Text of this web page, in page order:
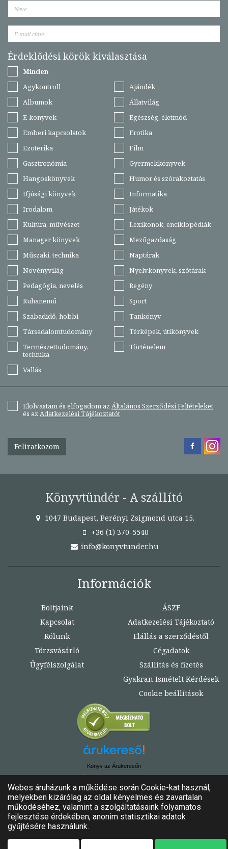
Érdeklődési körök kiválasztása
Minden
Agykontroll
Ajándék
Albumok
Állatvilág
E-könyvek
Egészség, életmód
Emberi kapcsolatok
Erotika
Ezoterika
Film
Gasztronómia
Gyermekkönyvek
Hangoskönyvek
Humor és szórakoztatás
Ifjúsági könyvek
Informatika
Irodalom
Játékok
Kultúra, művészet
Lexikonok, enciklopédiák
Manager könyvek
Mezőgazdaság
Műszaki, technika
Naptárak
Növényvilág
Nyelvkönyvek, szótárak
Pedagógia, nevelés
Regény
Ruhanemű
Sport
Szabadidő, hobbi
Tankönyv
Társadalomtudomány
Térképek, útikönyvek
Természettudomány,
technika
Történelem
Vallás
Elolvastam és elfogadom az Általános Szerződési Feltételeket
és az Adatkezelési Tájékoztatót
Feliratkozom
Könyvtündér - A szállító
1047 Budapest, Perényi Zsigmond utca 15.
+36 (1) 370-5540
info@konyvtunder.hu
Információk
Boltjaink
Kapcsolat
Rólunk
Törzsvásárló
Ügyfélszolgálat
ÁSZF
Adatkezelési Tájékoztató
Elállás a szerződéstől
Cégadatok
Szállítás és fizetés
Gyakran Ismételt Kérdések
Cookie beállítások
Könyv az Árukeresőn